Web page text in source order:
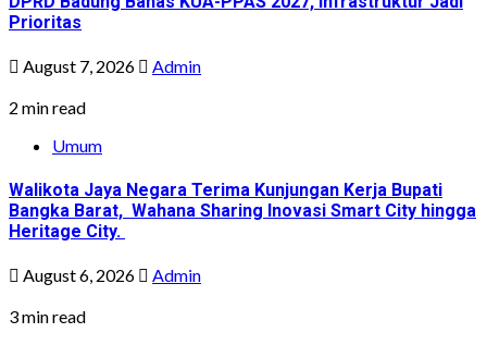
Prioritas
August 7, 2026
Admin
2 min read
Umum
Walikota Jaya Negara Terima Kunjungan Kerja Bupati
Bangka Barat, Wahana Sharing Inovasi Smart City hingga
Heritage City.
August 6, 2026
Admin
3 min read